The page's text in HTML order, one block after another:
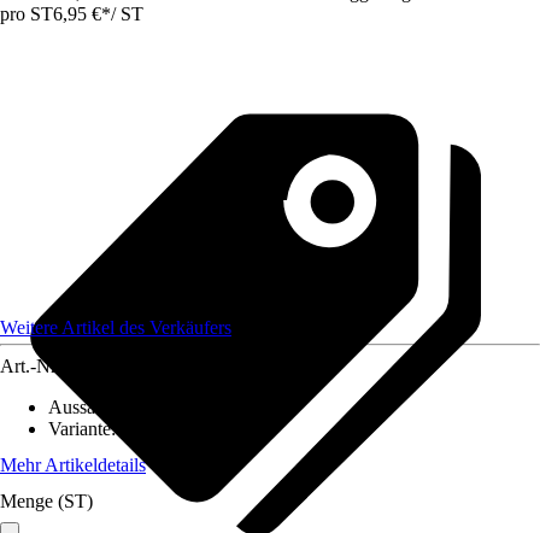
pro ST6,95 €*/ ST
Weitere Artikel des Verkäufers
Art.-Nr.
Aussaatzeit
Variante:
Mehr Artikeldetails
Menge (ST)